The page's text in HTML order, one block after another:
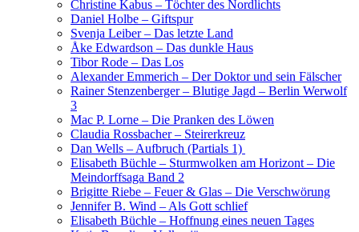
Christine Kabus – Töchter des Nordlichts
Daniel Holbe – Giftspur
Svenja Leiber – Das letzte Land
Åke Edwardson – Das dunkle Haus
Tibor Rode – Das Los
Alexander Emmerich – Der Doktor und sein Fälscher
Rainer Stenzenberger – Blutige Jagd – Berlin Werwolf
3
Mac P. Lorne – Die Pranken des Löwen
Claudia Rossbacher – Steirerkreuz
Dan Wells – Aufbruch (Partials 1)
Elisabeth Büchle – Sturmwolken am Horizont – Die
Meindorffsaga Band 2
Brigitte Riebe – Feuer & Glas – Die Verschwörung
Jennifer B. Wind – Als Gott schlief
Elisabeth Büchle – Hoffnung eines neuen Tages